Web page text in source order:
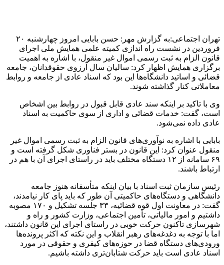
تهران اجتماعی:به گزارش مهر: حسن بابایی امروز چهارشنبه ۲۰
فروردین در نشست راه اندازی کمیته علمی همایش ملی اجرای
قانون الزام به ثبت رسمی اموال غیر منقول، با اشاره به اهمیت
برگزاری همایش اظهار کرد: سالیان سال آرزوی حقوقدانان، جامعه
قضائی و اساتید دانشگاه‌ها این بود که اسناد عادی از جامعه و روابط
معاملاتی کنار گذاشته شوند.
وی با تاکید بر اینکه سند عادی قابل قبول در روابط بین اشخاص
است، گفت: خدمات قضائی و اداری از سوی حاکمیت به اسناد
عادی داده نمی‌شود.
بابایی با اشاره به نوآوری‌های قانون الزام به ثبت رسمی اموال غیر
منقول عنوان کرد: این قانون در بستر فناوری شکل گرفته است و
۶۹ سامانه از ۱۲ دستگاه مختلف باید در راستای اجرای آن با هم در
ارتباط باشند.
رئیس سازمان ثبت اسناد با بیان اینکه متأسفانه هنوز جامعه
دانشگاهی و دستگاه‌های حاکمیتی آن طور که باید پای کار نیامدند،
گفت: در معاونت اول قوه قضائیه، ۳۳ جلسه تشکیل و ۱۷۰ مصوبه
داشتیم و امور مالیاتی، تأمین اجتماعی، وزارت کشور و راه و
شهرسازی تاکنون حرکت خوبی در راستای اجرای این قانون داشتند،
اما با توجه به دغدغه‌های رهبر انقلاب و این نکته که اکثر پرونده‌ها
ورودی‌های دستگاه قضا در حوزه‌های کیفری و حقوقی در مورد
اسناد عادی است باید حرکت شتابان‌تری داشته باشیم.